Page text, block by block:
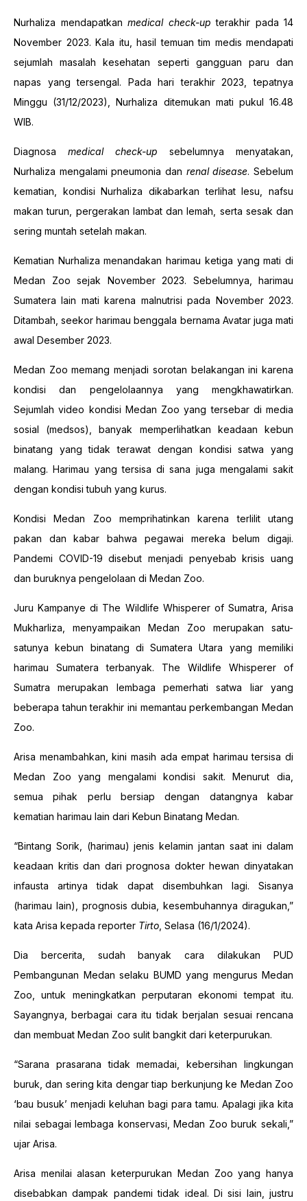
Nurhaliza mendapatkan medical check-up terakhir pada 14
November 2023. Kala itu, hasil temuan tim medis mendapati
sejumlah masalah kesehatan seperti gangguan paru dan
napas yang tersengal. Pada hari terakhir 2023, tepatnya
Minggu (31/12/2023), Nurhaliza ditemukan mati pukul 16.48
WIB.
Diagnosa medical check-up sebelumnya menyatakan,
Nurhaliza mengalami pneumonia dan renal disease. Sebelum
kematian, kondisi Nurhaliza dikabarkan terlihat lesu, nafsu
makan turun, pergerakan lambat dan lemah, serta sesak dan
sering muntah setelah makan.
Kematian Nurhaliza menandakan harimau ketiga yang mati di
Medan Zoo sejak November 2023. Sebelumnya, harimau
Sumatera lain mati karena malnutrisi pada November 2023.
Ditambah, seekor harimau benggala bernama Avatar juga mati
awal Desember 2023.
Medan Zoo memang menjadi sorotan belakangan ini karena
kondisi dan pengelolaannya yang mengkhawatirkan.
Sejumlah video kondisi Medan Zoo yang tersebar di media
sosial (medsos), banyak memperlihatkan keadaan kebun
binatang yang tidak terawat dengan kondisi satwa yang
malang. Harimau yang tersisa di sana juga mengalami sakit
dengan kondisi tubuh yang kurus.
Kondisi Medan Zoo memprihatinkan karena terlilit utang
pakan dan kabar bahwa pegawai mereka belum digaji.
Pandemi COVID-19 disebut menjadi penyebab krisis uang
dan buruknya pengelolaan di Medan Zoo.
Juru Kampanye di The Wildlife Whisperer of Sumatra, Arisa
Mukharliza, menyampaikan Medan Zoo merupakan satu-
satunya kebun binatang di Sumatera Utara yang memiliki
harimau Sumatera terbanyak. The Wildlife Whisperer of
Sumatra merupakan lembaga pemerhati satwa liar yang
beberapa tahun terakhir ini memantau perkembangan Medan
Zoo.
Arisa menambahkan, kini masih ada empat harimau tersisa di
Medan Zoo yang mengalami kondisi sakit. Menurut dia,
semua pihak perlu bersiap dengan datangnya kabar
kematian harimau lain dari Kebun Binatang Medan.
“Bintang Sorik, (harimau) jenis kelamin jantan saat ini dalam
keadaan kritis dan dari prognosa dokter hewan dinyatakan
infausta artinya tidak dapat disembuhkan lagi. Sisanya
(harimau lain), prognosis dubia, kesembuhannya diragukan,”
kata Arisa kepada reporter Tirto, Selasa (16/1/2024).
Dia bercerita, sudah banyak cara dilakukan PUD
Pembangunan Medan selaku BUMD yang mengurus Medan
Zoo, untuk meningkatkan perputaran ekonomi tempat itu.
Sayangnya, berbagai cara itu tidak berjalan sesuai rencana
dan membuat Medan Zoo sulit bangkit dari keterpurukan.
“Sarana prasarana tidak memadai, kebersihan lingkungan
buruk, dan sering kita dengar tiap berkunjung ke Medan Zoo
‘bau busuk’ menjadi keluhan bagi para tamu. Apalagi jika kita
nilai sebagai lembaga konservasi, Medan Zoo buruk sekali,”
ujar Arisa.
Arisa menilai alasan keterpurukan Medan Zoo yang hanya
disebabkan dampak pandemi tidak ideal. Di sisi lain, justru